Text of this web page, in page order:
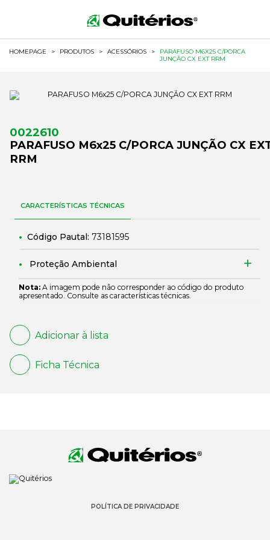
HOMEPAGE > PRODUTOS > ACESSÓRIOS >
PARAFUSO M6X25 C/PORCA
JUNÇÃO CX EXT RRM
0022610
PARAFUSO M6x25 C/PORCA JUNÇÃO CX
RRM
CARACTERÍSTICAS TÉCNICAS
Código Pautal: 73181595
Proteção Ambiental
Nota: A imagem pode não corresponder ao código do produto
apresentado. Consulte as características técnicas.
Adicionar à lista
Ficha Técnica
POLÍTICA DE PRIVACIDADE